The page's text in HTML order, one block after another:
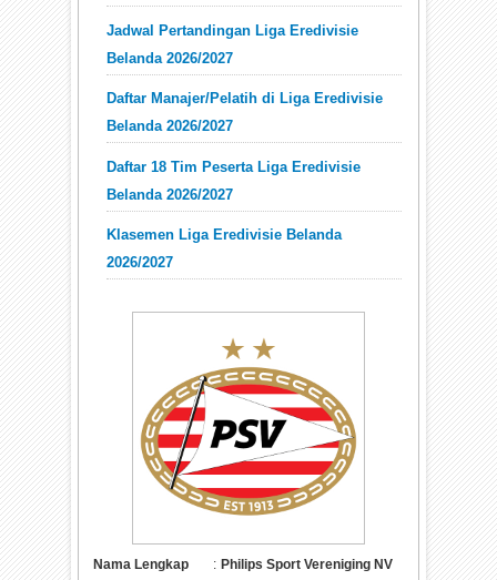
Jadwal Pertandingan Liga Eredivisie
Belanda 2026/2027
Daftar Manajer/Pelatih di Liga Eredivisie
Belanda 2026/2027
Daftar 18 Tim Peserta Liga Eredivisie
Belanda 2026/2027
Klasemen Liga Eredivisie Belanda
2026/2027
Nama Lengkap : Philips Sport Vereniging NV